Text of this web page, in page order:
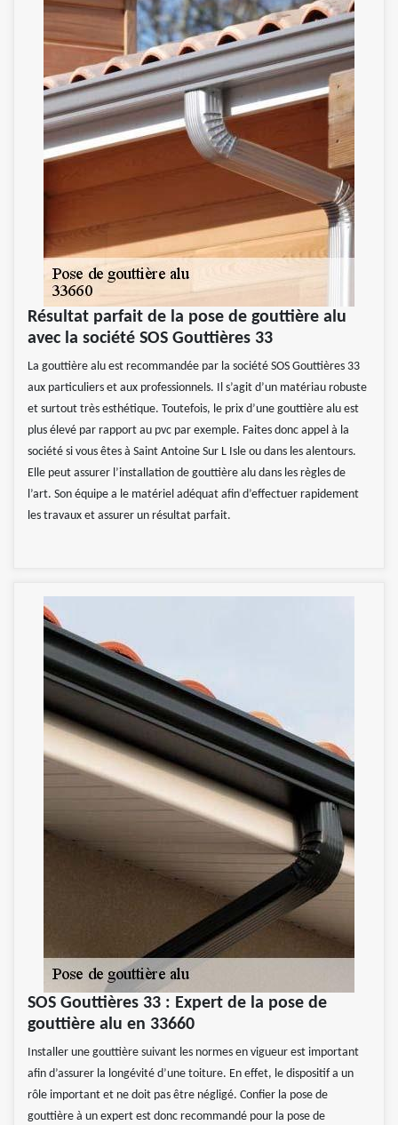
Résultat parfait de la pose de gouttière alu
avec la société SOS Gouttières 33
La gouttière alu est recommandée par la société SOS Gouttières 33
aux particuliers et aux professionnels. Il s’agit d’un matériau robuste
et surtout très esthétique. Toutefois, le prix d’une gouttière alu est
plus élevé par rapport au pvc par exemple. Faites donc appel à la
société si vous êtes à Saint Antoine Sur L Isle ou dans les alentours.
Elle peut assurer l’installation de gouttière alu dans les règles de
l’art. Son équipe a le matériel adéquat afin d’effectuer rapidement
les travaux et assurer un résultat parfait.
SOS Gouttières 33 : Expert de la pose de
gouttière alu en 33660
Installer une gouttière suivant les normes en vigueur est important
afin d’assurer la longévité d’une toiture. En effet, le dispositif a un
rôle important et ne doit pas être négligé. Confier la pose de
gouttière à un expert est donc recommandé pour la pose de